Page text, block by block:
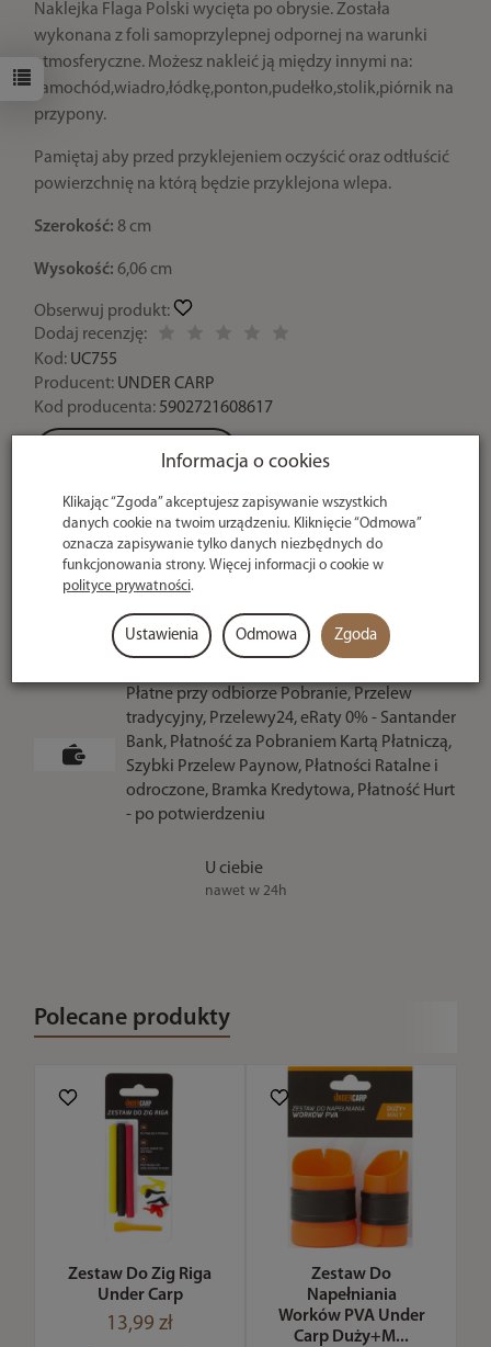
Naklejka Flaga Polski wycięta po obrysie. Została
wykonana z foli samoprzylepnej odpornej na warunki
atmosferyczne. Możesz nakleić ją między innymi na:
samochód,wiadro,łódkę,ponton,pudełko,stolik,piórnik na
przypony.
Pamiętaj aby przed przyklejeniem oczyścić oraz odtłuścić
powierzchnię na którą będzie przyklejona wlepa.
Szerokość: 8 cm
Wysokość: 6,06 cm
Obserwuj produkt:
Dodaj recenzję:
Kod: UC755
Producent: UNDER CARP
Kod producenta: 5902721608617
Zapytaj o dostępność
Historia ceny
1,00 zł
szt. dodaj do koszyka
Płatne przy odbiorze Pobranie, Przelew
tradycyjny, Przelewy24, eRaty 0% - Santander
Bank, Płatność za Pobraniem Kartą Płatniczą,
Szybki Przelew Paynow, Płatności Ratalne i
odroczone, Bramka Kredytowa, Płatność Hurt
- po potwierdzeniu
U ciebie
nawet w 24h
Polecane produkty
Zestaw Do Zig Riga
Under Carp
13,99 zł
Zestaw Do
Napełniania
Worków PVA Under
Carp Duży+M...
Informacja o cookies
Klikając “Zgoda” akceptujesz zapisywanie wszystkich
danych cookie na twoim urządzeniu. Kliknięcie “Odmowa”
oznacza zapisywanie tylko danych niezbędnych do
funkcjonowania strony. Więcej informacji o cookie w
polityce prywatności.
Ustawienia Odmowa Zgoda